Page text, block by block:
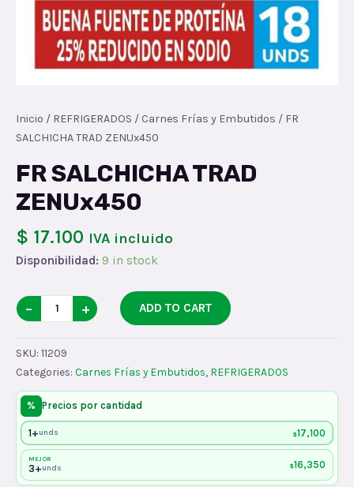
Inicio / REFRIGERADOS / Carnes Frías y Embutidos / FR
SALCHICHA TRAD ZENUx450
FR SALCHICHA TRAD
ZENUx450
$ 17.100 IVA incluido
Disponibilidad: 9 in stock
FR
SALCHICHA
TRAD
ZENUx450
quantity
− + ADD TO CART
SKU: 11209
Categories: Carnes Frías y Embutidos, REFRIGERADOS
% Precios por cantidad
1+unds $17,100
MEJOR
3+unds $16,350